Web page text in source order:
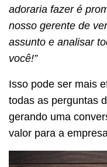
adoraria fazer é
nosso gerente de
assunto e analisar
você!”
Isso pode ser mais
todas as perguntas
gerando uma
valor para a